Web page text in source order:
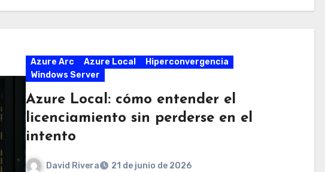
Azure Arc Azure Local
Hiperconvergencia
Windows Server
Azure Local: cómo entender el
licenciamiento sin perderse en el
intento
David Rivera
21 de junio de 2026